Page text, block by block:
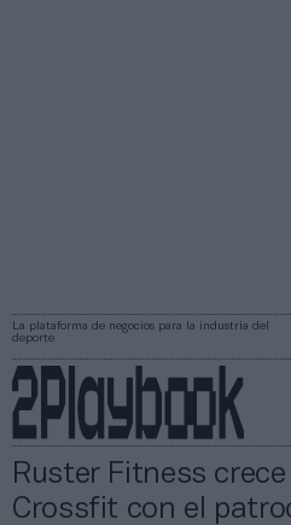
La plataforma de negocios para la industria del
deporte
Ruster Fitness
Crossfit con el